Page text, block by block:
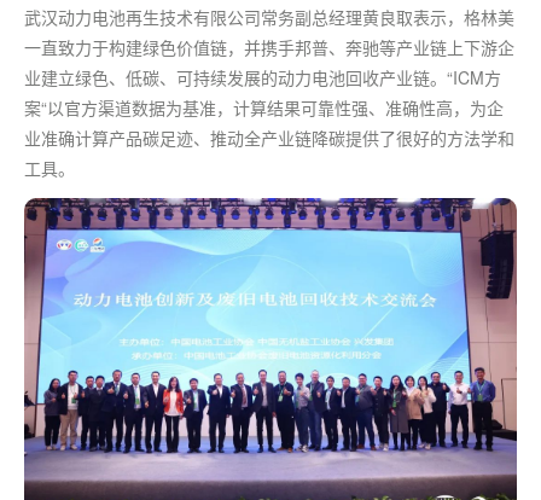
武汉动力电池再生技术有限公司常务副总经理黄良取表示，格林美
一直致力于构建绿色价值链，并携手邦普、奔驰等产业链上下游企
业建立绿色、低碳、可持续发展的动力电池回收产业链。“ICM方
案“以官方渠道数据为基准，计算结果可靠性强、准确性高，为企
业准确计算产品碳足迹、推动全产业链降碳提供了很好的方法学和
工具。